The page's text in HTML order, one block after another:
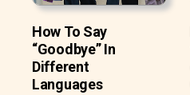
How To Say
“Goodbye” In
Different
Languages